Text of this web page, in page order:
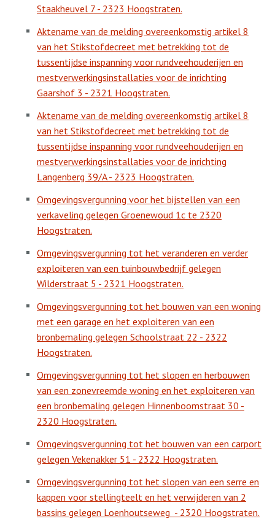
Staakheuvel 7 - 2323 Hoogstraten.
Aktename van de melding overeenkomstig artikel 8
van het Stikstofdecreet met betrekking tot de
tussentijdse inspanning voor rundveehouderijen en
mestverwerkingsinstallaties voor de inrichting
Gaarshof 3 - 2321 Hoogstraten.
Aktename van de melding overeenkomstig artikel 8
van het Stikstofdecreet met betrekking tot de
tussentijdse inspanning voor rundveehouderijen en
mestverwerkingsinstallaties voor de inrichting
Langenberg 39/A - 2323 Hoogstraten.
Omgevingsvergunning voor het bijstellen van een
verkaveling gelegen Groenewoud 1c te 2320
Hoogstraten.
Omgevingsvergunning tot het veranderen en verder
exploiteren van een tuinbouwbedrijf gelegen
Wilderstraat 5 - 2321 Hoogstraten.
Omgevingsvergunning tot het bouwen van een woning
met een garage en het exploiteren van een
bronbemaling gelegen Schoolstraat 22 - 2322
Hoogstraten.
Omgevingsvergunning tot het slopen en herbouwen
van een zonevreemde woning en het exploiteren van
een bronbemaling gelegen Hinnenboomstraat 30 -
2320 Hoogstraten.
Omgevingsvergunning tot het bouwen van een carport
gelegen Vekenakker 51 - 2322 Hoogstraten.
Omgevingsvergunning tot het slopen van een serre en
kappen voor stellingteelt en het verwijderen van 2
bassins gelegen Loenhoutseweg - 2320 Hoogstraten.